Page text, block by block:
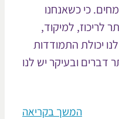
כשאנחנו
למיקוד,
התמודדות
ובעיקר יש לנו
המשך בקריאה